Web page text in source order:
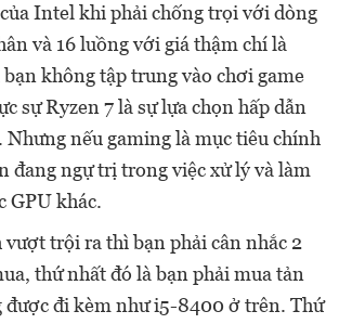
Intel khi phải chống trọi với dòng
và 16 luồng với giá thậm chí là
không tập trung vào chơi game
sự Ryzen 7 là sự lựa chọn hấp dẫn
Nhưng nếu gaming là mục tiêu chính
đang ngự trị trong việc xử lý và làm
GPU khác.
vượt trội ra thì bạn phải cân nhắc 2
thứ nhất đó là bạn phải mua tản
được đi kèm như i5-8400 ở trên. Thứ